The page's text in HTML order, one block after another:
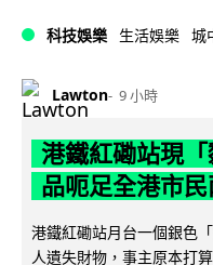
科技娛樂 生活娛樂 城
Lawton 9 小時
港鐵紅磡站現
品呃足全港市
港鐵紅磡站月台一個銀色
人遺失財物，事主原本打